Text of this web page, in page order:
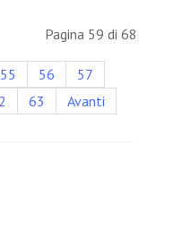
Pagina 59 di 68
55 56
57
63
Avanti